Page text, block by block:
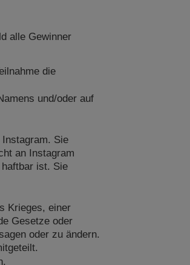
alle Gewinner
die
und/oder auf
Sie
an Instagram
ist. Sie
Krieges, einer
Gesetze oder
oder zu ändern.